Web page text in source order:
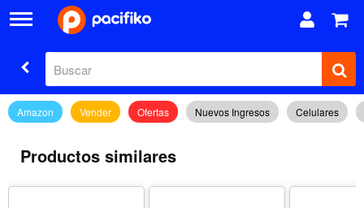
Amazon Vender Ofertas Nuevos Ingresos Celulares
Productos similares